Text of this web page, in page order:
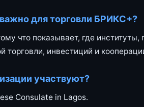
для торговли БРИКС+?
что показывает, где
торговли, инвестиций и
участвуют?
Consulate in Lagos.